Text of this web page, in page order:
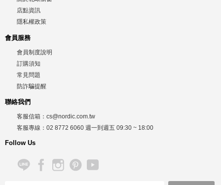
店點資訊
隱私權政策
會員服務
會員制度說明
訂購須知
常見問題
防詐騙提醒
聯絡我們
客服信箱： cs@nordic.com.tw
客服專線： 02 8772 6060 週一到週五 09:30 ~ 18:00
Follow Us